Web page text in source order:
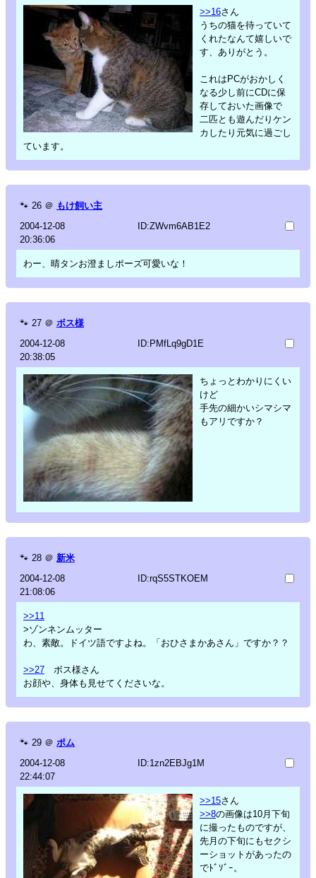
>>16さん
うちの猫を待っていて
くれたなんて嬉しいで
す、ありがとう。
これはPCがおかしく
なる少し前にCDに保
存しておいた画像で
二匹とも遊んだりケン
カしたり元気に過ごし
ています。
🐾 26 ＠ もけ飼い主
2004-12-08
20:36:06
ID:ZWvm6AB1E2
わー、晴タンお澄ましポーズ可愛いな！
🐾 27 ＠ ボス様
2004-12-08
20:38:05
ID:PMfLq9gD1E
ちょっとわかりにくい
けど
手先の細かいシマシマ
もアリですか？
🐾 28 ＠ 新米
2004-12-08
21:08:06
ID:rqS5STKOEM
>>11
>ゾンネンムッター
わ、素敵。ドイツ語ですよね。「おひさまかあさん」ですか？？
>>27 ボス様さん
お顔や、身体も見せてくださいな。
🐾 29 ＠ ポム
2004-12-08
22:44:07
ID:1zn2EBJg1M
>>15さん
>>8の画像は10月下旬
に撮ったものですが、
先月の下旬にもセクシ
ーショットがあったの
でﾄﾞｿﾞｰ。